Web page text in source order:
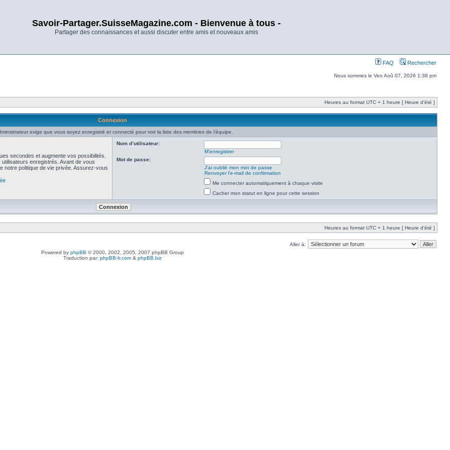
Savoir-Partager.SuisseMagazine.com - Bienvenue à tous -
Partager des connaissances et aussi discuter entre amis et nouveaux amis
FAQ Rechercher
Nous sommes le Ven Aoû 07, 2026 1:38 pm
Heures au format UTC + 1 heure [ Heure d’été ]
Connexion
exige que vous soyez enregistré et connecté pour voir la liste des membres de l’équipe.
secondes et augmente vos possibilités.
enregistrés. Avant de vous
notre politique de vie privée. Assurez-vous
Nom d’utilisateur:
M’enregistrer
Mot de passe:
J’ai oublié mon mot de passe
Renvoyer l’e-mail de confirmation
Me connecter automatiquement à chaque visite
Cacher mon statut en ligne pour cette session
Heures au format UTC + 1 heure [ Heure d’été ]
Aller à:
Powered by phpBB © 2000, 2002, 2005, 2007 phpBB Group
Traduction par: phpBB-fr.com & phpBB.biz